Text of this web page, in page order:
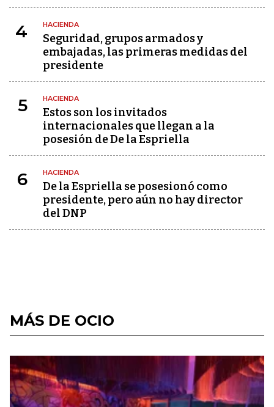
4 HACIENDA
Seguridad, grupos armados y
embajadas, las primeras medidas del
presidente
5 HACIENDA
Estos son los invitados
internacionales que llegan a la
posesión de De la Espriella
6 HACIENDA
De la Espriella se posesionó como
presidente, pero aún no hay director
del DNP
MÁS DE OCIO